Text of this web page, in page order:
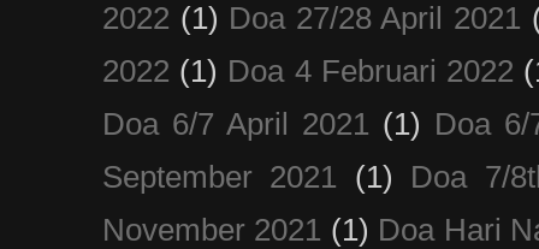
2022 (1) Doa 27/28 April 2021
2022 (1) Doa 4 Februari 2022
Doa 6/7 April 2021 (1) Doa
September 2021
(1)
Doa 7/
November 2021 (1) Doa Hari